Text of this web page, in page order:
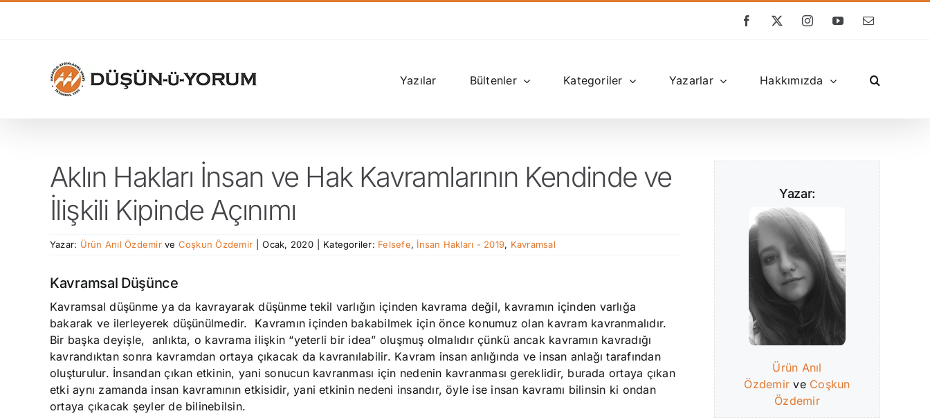
Facebook
X InstagramYouTube
E-
Yazılar Bültenler Kategoriler Yazarlar Hakkımızda
Aklın Hakları İnsan ve Hak Kavramlarının Kendinde ve
İlişkili Kipinde Açınımı
Yazar: Ürün Anıl Özdemirve Coşkun Özdemir Ocak, 2020 Kategoriler: Felsefe, İnsan Hakları - 2019, Kavramsal
Kavramsal Düşünce
Kavramsal düşünme ya da kavrayarak düşünme tekil varlığın içinden kavrama değil, kavramın içinden varlığa
bakarak ve ilerleyerek düşünülmedir. Kavramın içinden bakabilmek için önce konumuz olan kavram kavranmalıdır.
Bir başka deyişle, anlıkta, o kavrama ilişkin “yeterli bir idea” oluşmuş olmalıdır çünkü ancak kavramın kavradığı
kavrandıktan sonra kavramdan ortaya çıkacak da kavranılabilir. Kavram insan anlığında ve insan anlağı tarafından
oluşturulur. İnsandan çıkan etkinin, yani sonucun kavranması için nedenin kavranması gereklidir, burada ortaya çıkan
etki aynı zamanda insan kavramının etkisidir, yani etkinin nedeni insandır, öyle ise insan kavramı bilinsin ki ondan
ortaya çıkacak şeyler de bilinebilsin.
Yazar:
Ürün Anıl
Özdemir ve Coşkun
Özdemir